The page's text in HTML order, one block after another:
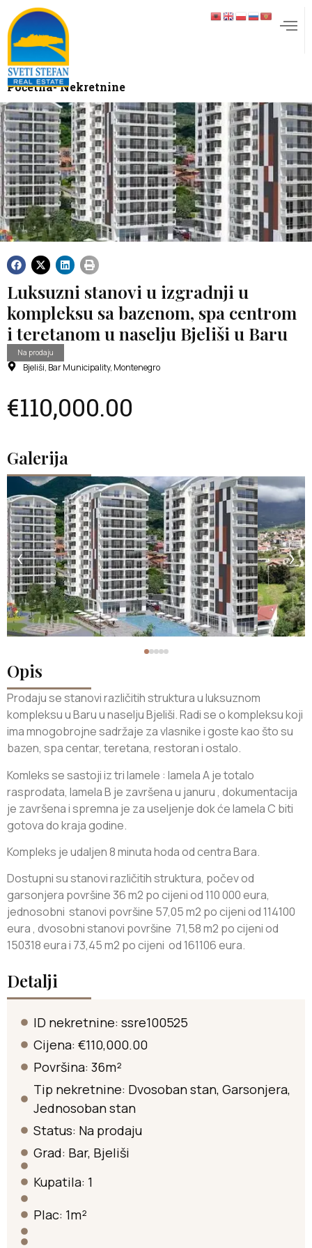
Početna- Nekretnine
Luksuzni stanovi u izgradnji u
kompleksu sa bazenom, spa centrom
i teretanom u naselju Bjeliši u Baru
Na prodaju
Bjeliši, Bar Municipality, Montenegro
€110,000.00
Galerija
‹ ›
Opis
Prodaju se stanovi različitih struktura u luksuznom
kompleksu u Baru u naselju Bjeliši. Radi se o kompleksu koji
ima mnogobrojne sadržaje za vlasnike i goste kao što su
bazen, spa centar, teretana, restoran i ostalo.
Komleks se sastoji iz tri lamele : lamela A je totalo
rasprodata, lamela B je završena u januru , dokumentacija
je završena i spremna je za useljenje dok će lamela C biti
gotova do kraja godine.
Kompleks je udaljen 8 minuta hoda od centra Bara.
Dostupni su stanovi različitih struktura, počev od
garsonjera površine 36 m2 po cijeni od 110 000 eura,
jednosobni stanovi površine 57,05 m2 po cijeni od 114100
eura , dvosobni stanovi površine 71,58 m2 po cijeni od
150318 eura i 73,45 m2 po cijeni od 161106 eura.
Detalji
ID nekretnine: ssre100525
Cijena: €110,000.00
Površina: 36m²
Tip nekretnine: Dvosoban stan, Garsonjera,
Jednosoban stan
Status: Na prodaju
Grad: Bar, Bjeliši
Kupatila: 1
Plac: 1m²